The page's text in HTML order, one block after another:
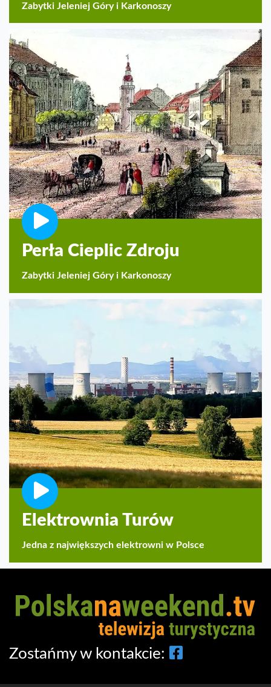
Zabytki Jeleniej Góry i Karkonoszy
Perła Cieplic Zdroju
Zabytki Jeleniej Góry i Karkonoszy
Elektrownia Turów
Jedna z największych elektrowni w Polsce
Zostańmy w kontakcie: